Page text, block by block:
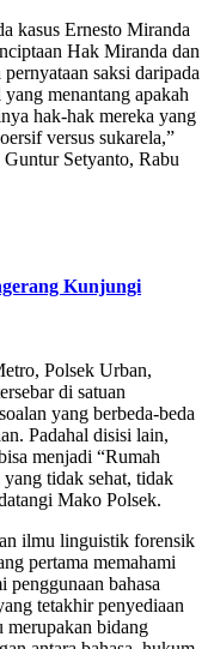
kasus Ernesto Miranda
Hak Miranda dan
saksi daripada
menantang apakah
hak-hak mereka yang
versus sukarela,”
Setyanto, Rabu
Kunjungi
Polsek Urban,
di satuan
yang berbeda-beda
Padahal disisi lain,
menjadi “Rumah
tidak sehat, tidak
Mako Polsek.
ilmu linguistik forensik
pertama memahami
penggunaan bahasa
tetakhir penyediaan
bidang